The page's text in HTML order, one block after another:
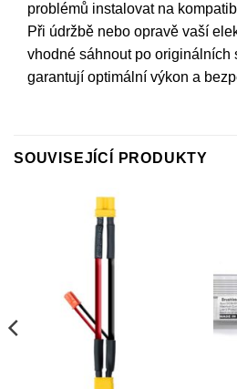
problémů instalovat na
Při údržbě nebo opravě vaší
vhodné sáhnout po originálních
garantují optimální výkon a
SOUVISEJÍCÍ PRODUKTY